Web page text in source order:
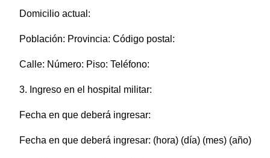
Domicilio actual:
Población: Provincia: Código postal:
Calle: Número: Piso: Teléfono:
3. Ingreso en el hospital militar:
Fecha en que deberá ingresar:
Fecha en que deberá ingresar: (hora) (día) (mes) (año)